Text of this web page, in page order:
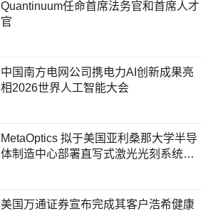
Quantinuum任命首席法务官和首席人才
官
中国南方电网公司携电力AI创新成果亮
相2026世界人工智能大会
MetaOptics 拟于美国亚利桑那大学半导
体制造中心部署直写式激光光刻系统，
美国万通证券宣布完成其客户浩希健康